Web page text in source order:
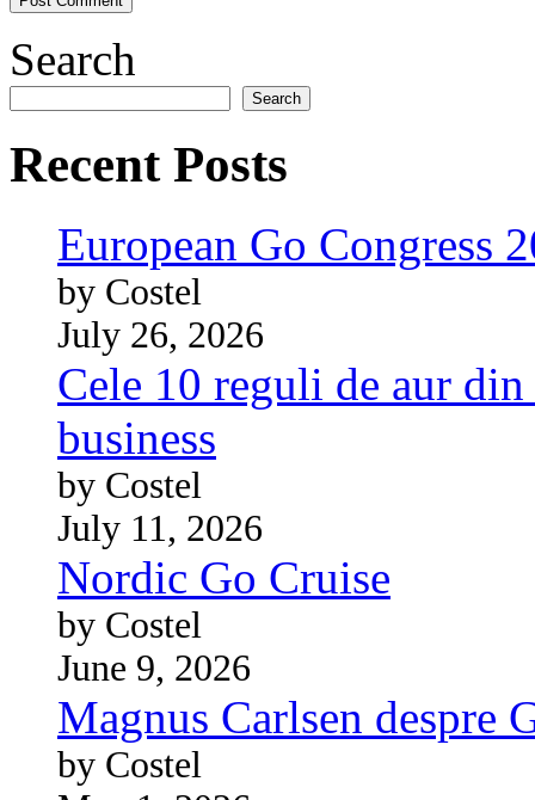
Search
Search
Recent Posts
European Go Congress
by Costel
July 26, 2026
Cele 10 reguli de aur
business
by Costel
July 11, 2026
Nordic Go Cruise
by Costel
June 9, 2026
Magnus Carlsen despre
by Costel